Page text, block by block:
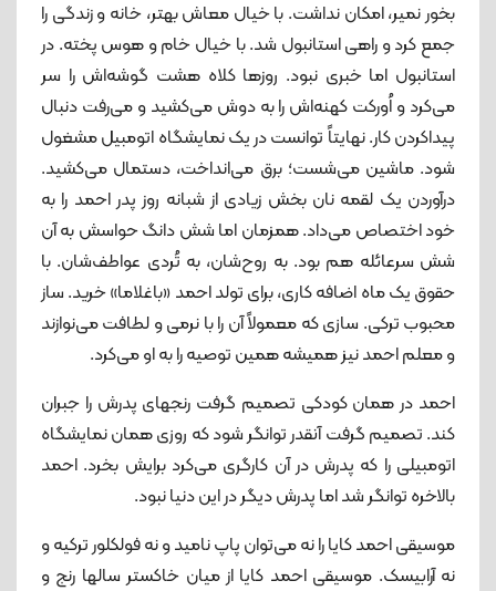
بخور نمیر، امکان نداشت. با خیال معاش بهتر، خانه و زندگی را
جمع کرد و راهی استانبول شد. با خیال خام و هوس پخته. در
استانبول اما خبری نبود. روزها کلاه هشت گوشه‌اش را سر
می‌کرد و اُورکت کهنه‌اش را به دوش می‌کشید و می‌رفت دنبال
پیداکردن کار. نهایتاً توانست در یک نمایشگاه اتومبیل مشغول
شود. ماشین می‌شست؛ برق می‌انداخت، دستمال می‌کشید.
درآوردن یک لقمه نان بخش زیادی از شبانه روز پدر احمد را به
خود اختصاص می‌داد. همزمان اما شش دانگ حواسش به آن
شش سرعائله هم بود. به روح‌شان، به تُردی عواطف‌شان. با
حقوق یک ماه اضافه کاری، برای تولد احمد «باغلاما» خرید. ساز
محبوب ترکی.‌ سازی که معمولاً آن را با نرمی و لطافت می‌نوازند
و معلم احمد نیز همیشه همین توصیه را به او می‌کرد.
احمد در همان کودکی تصمیم گرفت رنجهای پدرش را جبران
کند. تصمیم گرفت آنقدر توانگر شود که روزی همان نمایشگاه
اتومبیلی را که پدرش در آن کارگری می‌کرد برایش بخرد. احمد
بالاخره توانگر شد اما پدرش دیگر در این دنیا نبود.
موسیقی احمد کایا را نه می‌توان پاپ نامید و نه فولکلور ترکیه و
نه آرابیسک. موسیقی احمد کایا از میان خاکستر سالها رنج و